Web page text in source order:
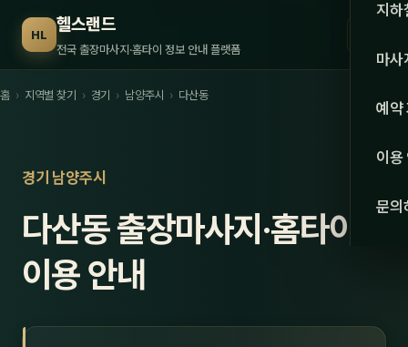
HL 헬스랜드
전국 출장마사지·홈타이 정보 안내 플랫폼 서울
강원·
강원
충북
지하
마사
관리
스
예약
이용
문의
홈 › 지역별 찾기 › 경기 › 남양주시 › 다산동
경기 남양주시
다산동 출장마사지·홈타이
이용 안내